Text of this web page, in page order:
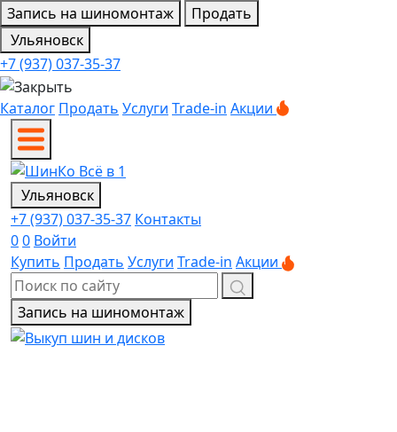
Запись на шиномонтаж
Продать
Ульяновск
+7 (937) 037-35-37
Каталог Продать Услуги Trade-in Акции
Ульяновск
+7 (937) 037-35-37 Контакты
00 Войти
Купить Продать Услуги Trade-in Акции
Запись на шиномонтаж